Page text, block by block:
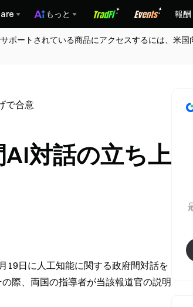
もっと 報酬
ポートされている商品にアクセスするには、米国
で合意
対話の立ち上
19日に人工知能に関する政府間対話を
際、両国の指導者が当該報道官の説明